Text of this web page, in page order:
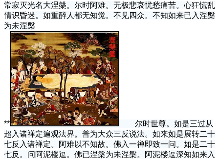
常寂灭光名大涅槃。尔时阿难。无极悲哀忧愁痛苦。心狂慌乱
情识昏迷。如重醉人都无知觉。不见四众。不知如来已入涅槃
为未涅槃
**
尔时世尊。如是三过从
超入诸禅定遍观法界。普为大众三反说法。如来如是展转二十
七反入诸禅定。阿难以不知故。佛入一禅即致一问。如是二十
七反。问阿泥楼逗。佛已涅槃为未涅槃。阿泥楼逗深知如来入